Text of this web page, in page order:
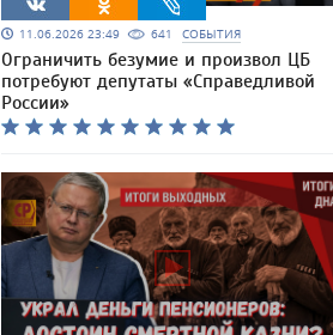
11.06.2026 23:49 641 СОБЫТИЯ
Ограничить безумие и произвол ЦБ
потребуют депутаты «Справедливой
России»